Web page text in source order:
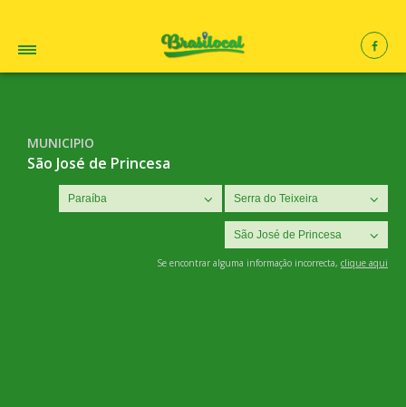
MUNICIPIO
São José de Princesa
Se encontrar alguma informação incorrecta, clique aqui